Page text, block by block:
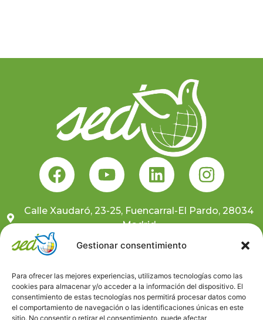
Gestionar consentimiento
Para ofrecer las mejores experiencias, utilizamos tecnologías como las
cookies para almacenar y/o acceder a la información del dispositivo. El
consentimiento de estas tecnologías nos permitirá procesar datos como
el comportamiento de navegación o las identificaciones únicas en este
sitio. No consentir o retirar el consentimiento, puede afectar
Calle Xaudaró, 23-25, Fuencarral-El Pardo, 28034
Madrid
681 10 59 91
Suscríbete a nuestra newsletter